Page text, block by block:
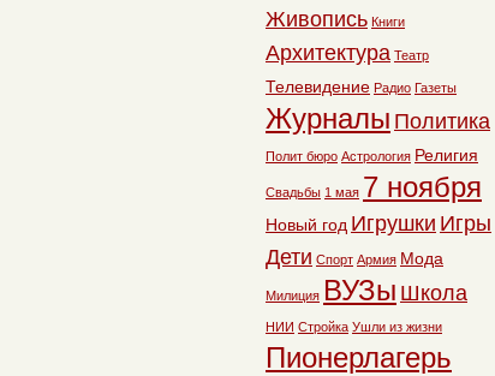
Живопись Книги
Архитектура Театр
Телевидение Радио Газеты
Журналы Политика
Полит бюро Астрология Религия
Свадьбы 1 мая 7 ноября
Новый год Игрушки Игры
Дети Спорт Армия Мода
Милиция ВУЗы Школа
НИИ Стройка Ушли из жизни
Пионерлагерь